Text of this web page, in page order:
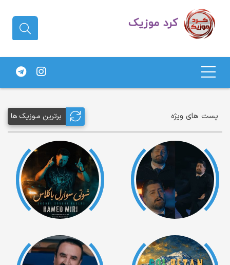
پست های ویژه برترین مـوزیک ها